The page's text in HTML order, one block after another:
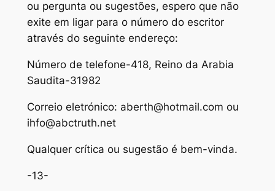
ou pergunta ou sugestões, espero que não
exite em ligar para o número do escritor
através do seguinte endereço:
Número de telefone-418, Reino da Arabia
Saudita-31982
Correio eletrónico: aberth@hotmail.com ou
ihfo@abctruth.net
Qualquer crítica ou sugestão é bem-vinda.
-13-